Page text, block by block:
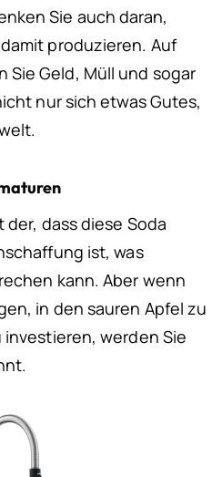
Sie auch daran,
produzieren. Auf
Sie Geld, Müll und sogar
nur sich etwas Gutes,
dass diese Soda
ist, was
kann. Aber wenn
in den sauren Apfel zu
werden Sie